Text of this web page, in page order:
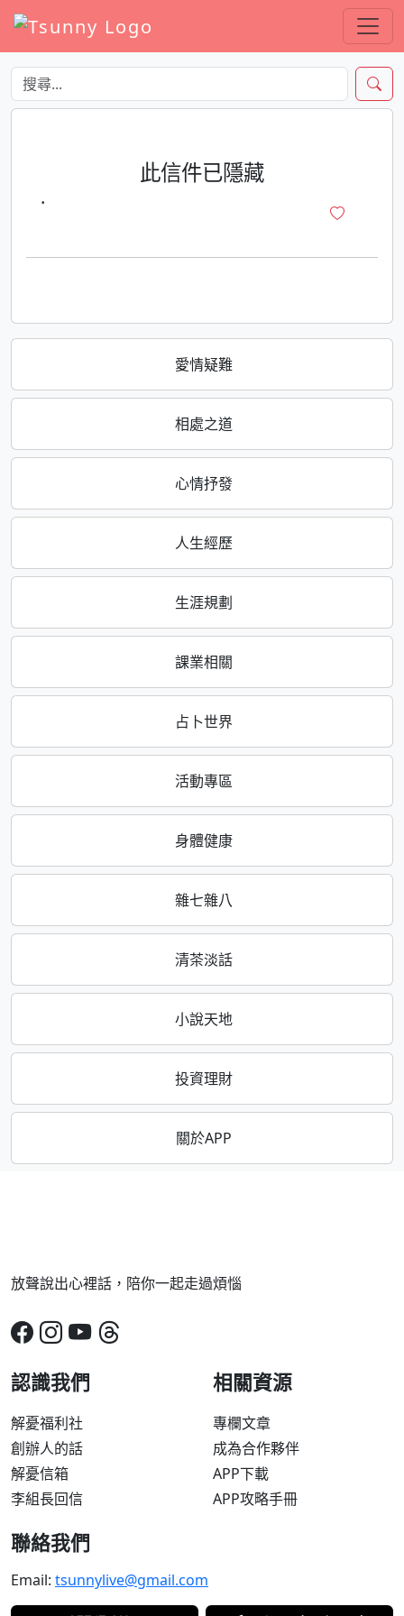
愛情疑難
相處之道
心情抒發
人生經歷
生涯規劃
課業相關
占卜世界
活動專區
身體健康
雜七雜八
清茶淡話
小說天地
投資理財
關於APP
此信件已隱藏
·
放聲說出心裡話，陪你一起走過煩惱
認識我們
解憂福利社
創辦人的話
解憂信箱
李組長回信
相關資源
專欄文章
成為合作夥伴
APP下載
APP攻略手冊
聯絡我們
Email: tsunnylive@gmail.com